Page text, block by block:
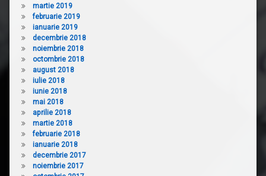
martie 2019
februarie 2019
ianuarie 2019
decembrie 2018
noiembrie 2018
octombrie 2018
august 2018
iulie 2018
iunie 2018
mai 2018
aprilie 2018
martie 2018
februarie 2018
ianuarie 2018
decembrie 2017
noiembrie 2017